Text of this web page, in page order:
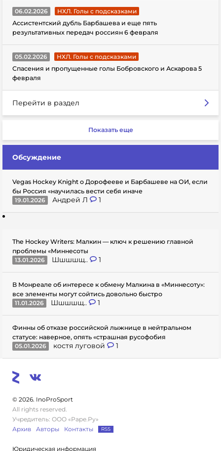
06.02.2026
НХЛ. Голы с подсказками
Ассистентский дубль Барбашева и еще пять
результативных передач россиян 6 февраля
05.02.2026
НХЛ. Голы с подсказками
Спасения и пропущенные голы Бобровского и Аскарова 5
февраля
Перейти в раздел
Показать еще
Обсуждение
Vegas Hockey Knight о Дорофееве и Барбашеве на ОИ, если
бы Россия «научилась вести себя иначе
19.01.2026
Андрей Л 1
The Hockey Writers: Малкин — ключ к решению главной
проблемы «Миннесоты
13.01.2026
Шшшшщ.. 1
В Монреале об интересе к обмену Малкина в «Миннесоту»:
все элементы могут сойтись довольно быстро
11.01.2026
Шшшшщ.. 1
Финны об отказе российской лыжнице в нейтральном
статусе: наверное, опять «страшная русофобия
05.01.2026
костя луговой 1
© 2026. InoProSport
All rights reserved.
Учредитель: ООО «Раре.Ру»
Архив
Авторы Контакты RSS
Юридическая информация